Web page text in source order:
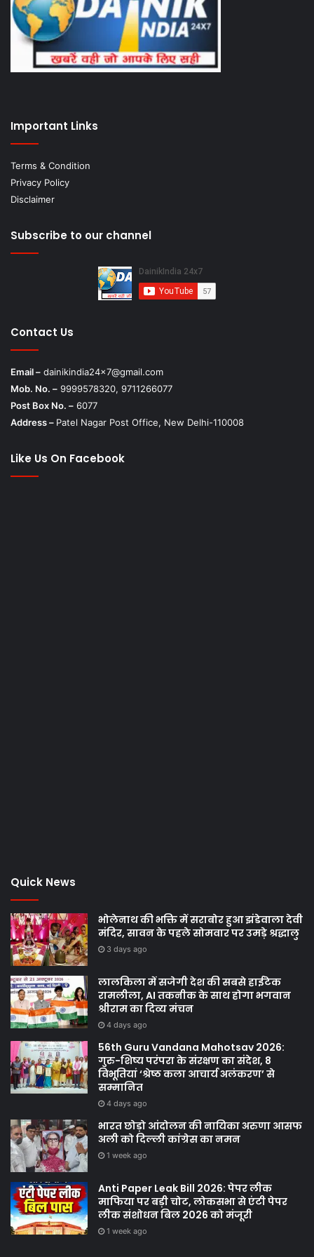
Important Links
Terms & Condition
Privacy Policy
Disclaimer
Subscribe to our channel
Contact Us
Email – dainikindia24x7@gmail.com
Mob. No. – 9999578320, 9711266077
Post Box No. – 6077
Address – Patel Nagar Post Office, New Delhi-110008
Like Us On Facebook
Quick News
भोलेनाथ की भक्ति में सराबोर हुआ झंडेवाला देवी
मंदिर, सावन के पहले सोमवार पर उमड़े श्रद्धालु
3 days ago
लालकिला में सजेगी देश की सबसे हाईटेक
रामलीला, AI तकनीक के साथ होगा भगवान
श्रीराम का दिव्य मंचन
4 days ago
56th Guru Vandana Mahotsav 2026:
गुरु-शिष्य परंपरा के संरक्षण का संदेश, 8
विभूतियां ‘श्रेष्ठ कला आचार्य अलंकरण’ से
सम्मानित
4 days ago
भारत छोड़ो आंदोलन की नायिका अरुणा आसफ
अली को दिल्ली कांग्रेस का नमन
1 week ago
Anti Paper Leak Bill 2026: पेपर लीक
माफिया पर बड़ी चोट, लोकसभा से एंटी पेपर
लीक संशोधन बिल 2026 को मंजूरी
1 week ago